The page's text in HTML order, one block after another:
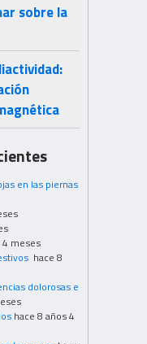
sobre la
en las piernas
4 meses
hace 8
dolorosas e
hace 8 años 4